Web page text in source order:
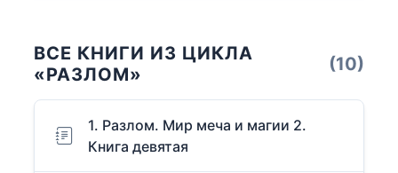
ВСЕ КНИГИ ИЗ ЦИКЛА
«РАЗЛОМ»
(10)
1. Разлом. Мир меча и магии 2.
Книга девятая